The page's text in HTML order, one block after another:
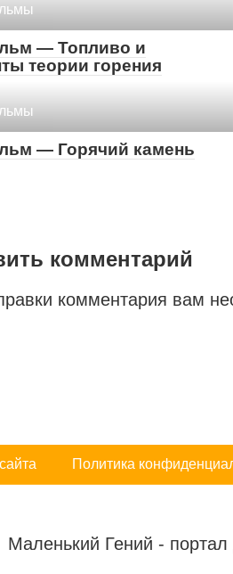
— Топливо и
теории горения
— Горячий камень
комментарий
комментария вам
Политика
Гений - портал